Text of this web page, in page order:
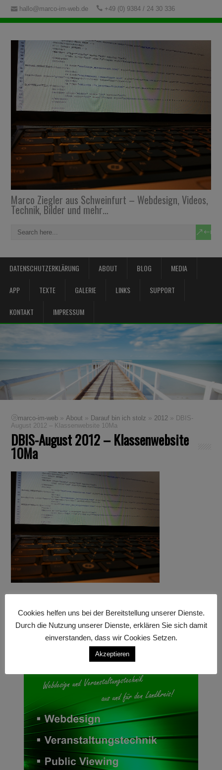
hallo@marco-im-web.de +49 (0) 9384 / 24 30 336
Marco Ziegler aus Schweinfurt – Webdesign, Videos,
Technik, Bilder und mehr…
DATENSCHUTZERKLÄRUNG ABOUT BLOG MEDIA
APP TEXTE GALERIE LINKS SUPPORT
KONTAKT IMPRESSUM
marco-im-web » About » Darauf bin ich stolz » 2012 » DBIS-
August 2012 – Klassenwebsite 10Ma
DBIS-August 2012 – Klassenwebsite
10Ma
Anzeige
Cookies helfen uns bei der Bereitstellung unserer Dienste.
Durch die Nutzung unserer Dienste, erklären Sie sich damit
einverstanden, dass wir Cookies Setzen.
Akzeptieren